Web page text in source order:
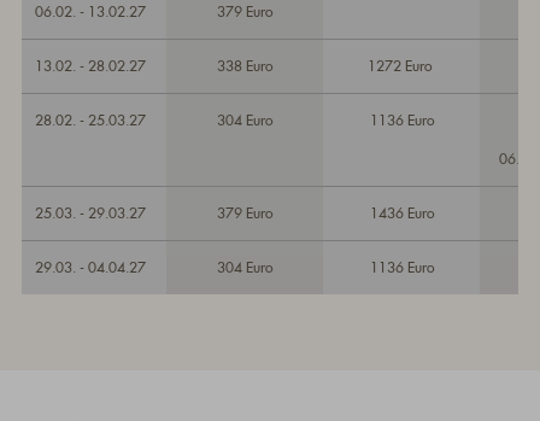
06.02. - 13.02.27 379 Euro
13.02. - 28.02.27 338 Euro 1272 Euro
28.02. - 25.03.27 304 Euro 1136 Euro
25.03. - 29.03.27 379 Euro 1436 Euro
29.03. - 04.04.27 304 Euro 1136 Euro